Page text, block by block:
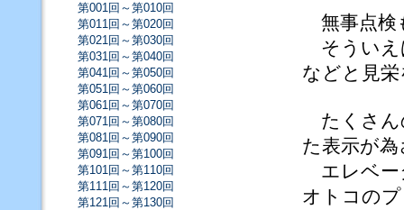
第001回～第010回
第011回～第020回
第021回～第030回
第031回～第040回
第041回～第050回
第051回～第060回
第061回～第070回
第071回～第080回
第081回～第090回
第091回～第100回
第101回～第110回
第111回～第120回
第121回～第130回
無事点検
そういえ
などと見
たくさん
た表示が
エレベー
オトコの